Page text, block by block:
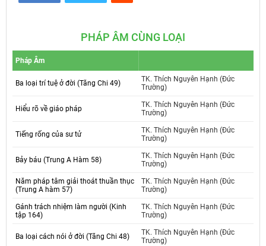
PHÁP ÂM CÙNG LOẠI
Pháp Âm
Ba loại trí tuệ ở đời (Tăng Chi 49)
TK. Thích Nguyên Hạnh (Đức
Trường)
Hiểu rõ về giáo pháp
TK. Thích Nguyên Hạnh (Đức
Trường)
Tiếng rống của sư tử
TK. Thích Nguyên Hạnh (Đức
Trường)
Bảy báu (Trung A Hàm 58)
TK. Thích Nguyên Hạnh (Đức
Trường)
Năm pháp tâm giải thoát thuần thục
(Trung A hàm 57)
TK. Thích Nguyên Hạnh (Đức
Trường)
Gánh trách nhiệm làm người (Kinh
tập 164)
TK. Thích Nguyên Hạnh (Đức
Trường)
Ba loại cách nói ở đời (Tăng Chi 48)
TK. Thích Nguyên Hạnh (Đức
Trường)